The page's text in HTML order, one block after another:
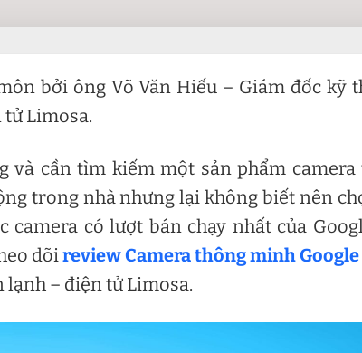
bởi ông Võ Văn Hiếu – Giám đốc kỹ
Limosa.
và cần tìm kiếm một sản phẩm
trong nhà nhưng lại không biết nên
camera có lượt bán chạy nhất của
dõireview Camera thông minh
lạnh – điện tử Limosa.